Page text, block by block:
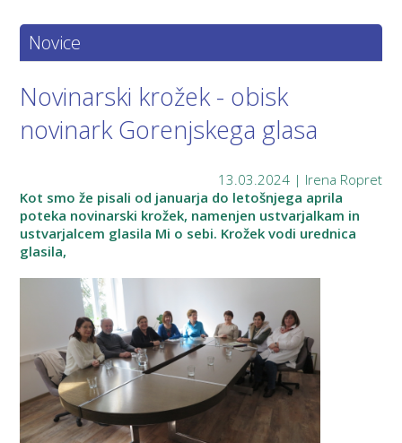
Novice
Novinarski krožek - obisk
novinark Gorenjskega glasa
13.03.2024 | Irena Ropret
Kot smo že pisali od januarja do letošnjega aprila
poteka novinarski krožek, namenjen ustvarjalkam in
ustvarjalcem glasila Mi o sebi. Krožek vodi urednica
glasila,